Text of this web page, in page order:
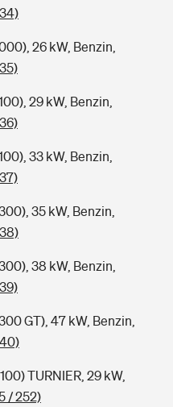
26 kW, Benzin,
29 kW, Benzin,
33 kW, Benzin,
35 kW, Benzin,
38 kW, Benzin,
GT), 47 kW, Benzin,
TURNIER, 29 kW,
/ 252)